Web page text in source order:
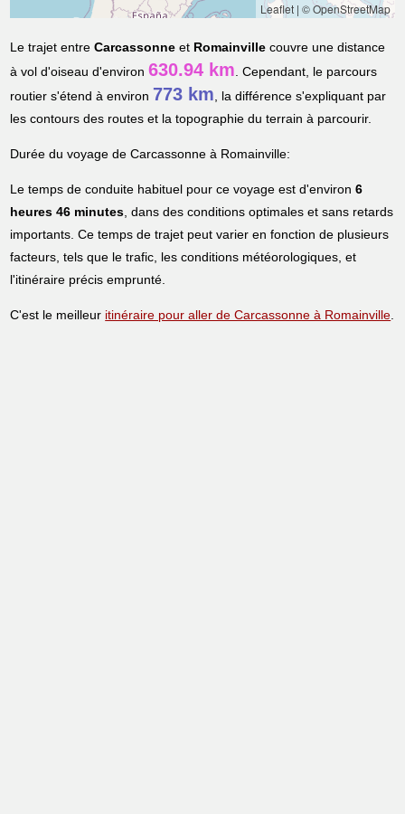
Leaflet| © OpenStreetMap
Le trajet entreCarcassonne et Romainville couvre une distance
à vol d'oiseau d'environ630.94 km. Cependant, le parcours
routier s'étend à environ 773 km, la différence s'expliquant par
les contours des routes et la topographie du terrain à parcourir.
Durée du voyage de Carcassonne à Romainville:
Le temps de conduite habituel pour ce voyage est d'environ6
heures 46 minutes, dans des conditions optimales et sans retards
importants. Ce temps de trajet peut varier en fonction de plusieurs
facteurs, tels que le trafic, les conditions météorologiques, et
l'itinéraire précis emprunté.
C'est le meilleur itinéraire pour aller de Carcassonne à Romainville.